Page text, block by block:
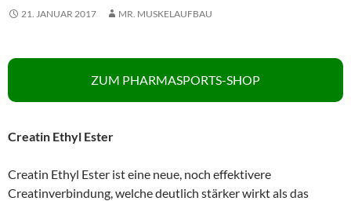
21. JANUAR 2017 MR. MUSKELAUFBAU
ZUM PHARMASPORTS-SHOP
Creatin Ethyl Ester
Creatin Ethyl Ester ist eine neue, noch effektivere
Creatinverbindung, welche deutlich stärker wirkt als das